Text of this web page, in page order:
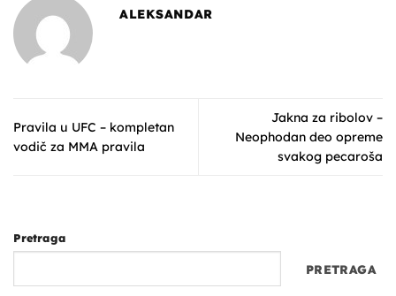
ALEKSANDAR
Pravila u UFC – kompletan
vodič za MMA pravila
Jakna za ribolov –
Neophodan deo opreme
svakog pecaroša
Pretraga
PRETRAGA